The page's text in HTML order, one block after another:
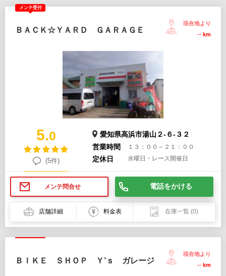
メンテ受付
ＢＡＣＫ☆ＹＡＲＤ ＧＡＲＡＧＥ
現在地より
-- km
5.0
(5件)
愛知県高浜市湯山２-６-３２
営業時間
１３：００～２１：００
定休日 水曜日・レース開催日
メンテ問合せ 電話をかける
店舗詳細 料金表 在庫一覧 (0)
ＢＩＫＥ ＳＨＯＰ Ｙ’ｓ ガレージ
現在地より
-- km